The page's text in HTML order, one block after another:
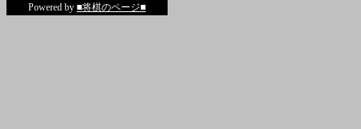
Powered by ■将棋のページ■